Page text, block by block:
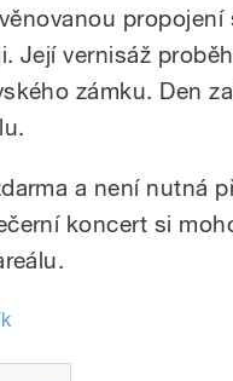
Její vernisáž
zámku. Den
a není nutná
koncert si